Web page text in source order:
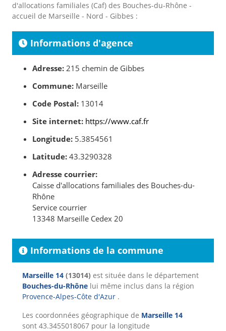
d'allocations familiales (Caf) des Bouches-du-Rhône -
accueil de Marseille - Nord - Gibbes :
Informations d'agence
Adresse: 215 chemin de Gibbes
Commune: Marseille
Code Postal: 13014
Site internet: https://www.caf.fr
Longitude: 5.3854561
Latitude: 43.3290328
Adresse courrier:
Caisse d'allocations familiales des Bouches-du-
Rhône
Service courrier
13348 Marseille Cedex 20
Informations de la commune
Marseille 14 (13014) est située dans le département
Bouches-du-Rhône lui même inclus dans la région
Provence-Alpes-Côte d'Azur .
Les coordonnées géographique de Marseille 14
sont 43.3455018067 pour la longitude